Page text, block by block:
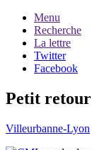
Menu
Recherche
La lettre
Twitter
Facebook
Petit
Villeurbanne-Lyon